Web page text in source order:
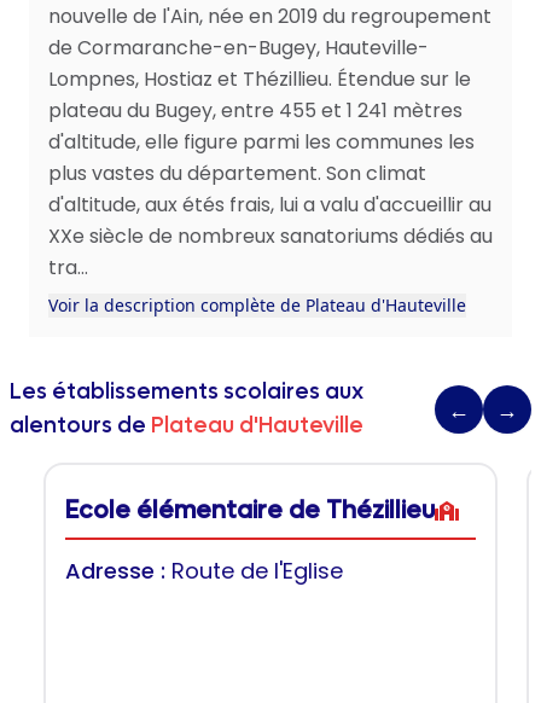
nouvelle de l'Ain, née en 2019 du regroupement
de Cormaranche-en-Bugey, Hauteville-
Lompnes, Hostiaz et Thézillieu. Étendue sur le
plateau du Bugey, entre 455 et 1 241 mètres
d'altitude, elle figure parmi les communes les
plus vastes du département. Son climat
d'altitude, aux étés frais, lui a valu d'accueillir au
XXe siècle de nombreux sanatoriums dédiés au
tra...
Voir la description complète de Plateau d'Hauteville
Les établissements scolaires aux
alentours de Plateau d'Hauteville
← →
Ecole élémentaire de Thézillieu
Adresse : Route de l'Eglise